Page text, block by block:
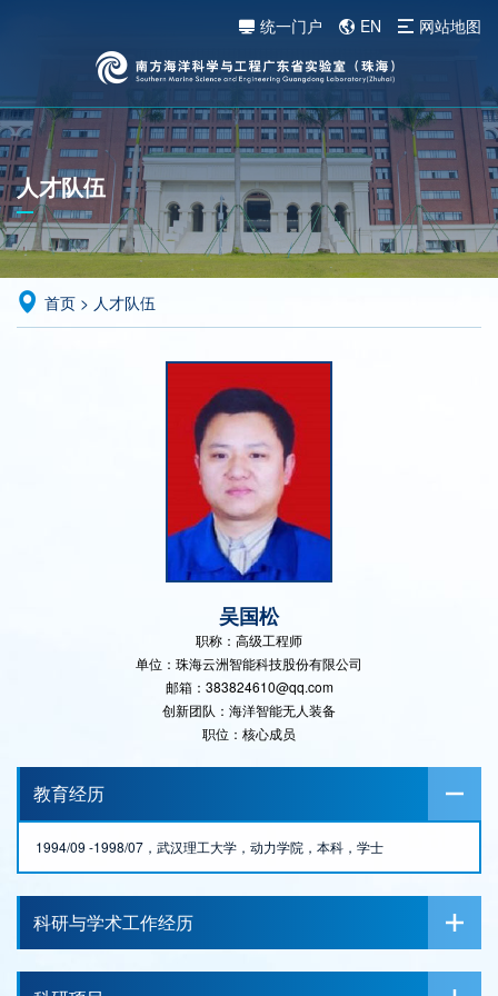
统一门户 EN 网站地图
人才队伍
首页 > 人才队伍
吴国松
职称：高级工程师
单位：珠海云洲智能科技股份有限公司
邮箱：383824610@qq.com
创新团队：海洋智能无人装备
职位：核心成员
教育经历
1994/09 -1998/07，武汉理工大学，动力学院，本科，学士
科研与学术工作经历